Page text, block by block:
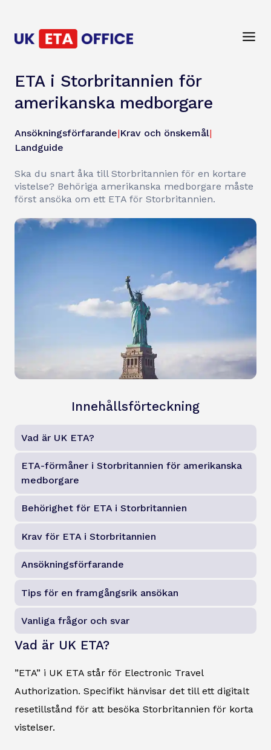
ETA i Storbritannien för
amerikanska medborgare
Ansökningsförfarande|Krav och önskemål|
Landguide
Ska du snart åka till Storbritannien för en kortare
vistelse? Behöriga amerikanska medborgare måste
först ansöka om ett ETA för Storbritannien.
Innehållsförteckning
Vad är UK ETA?
ETA-förmåner i Storbritannien för amerikanska
medborgare
Behörighet för ETA i Storbritannien
Krav för ETA i Storbritannien
Ansökningsförfarande
Tips för en framgångsrik ansökan
Vanliga frågor och svar
Vad är UK ETA?
”ETA” i UK ETA står för Electronic Travel
Authorization. Specifikt hänvisar det till ett digitalt
resetillstånd för att besöka Storbritannien för korta
vistelser.